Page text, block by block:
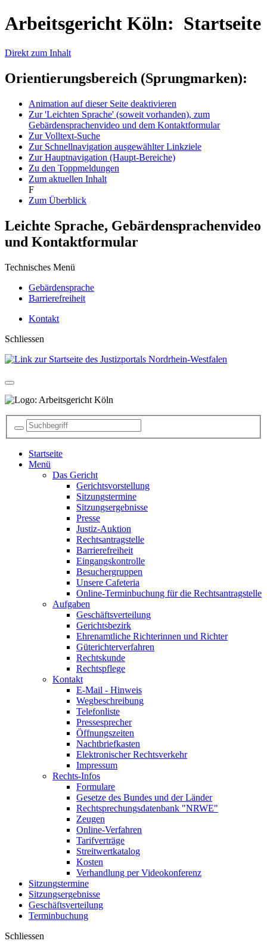
Arbeitsgericht Köln: Startseite
Direkt zum Inhalt
Orientierungsbereich (Sprungmarken):
Animation auf dieser Seite deaktivieren
Zur 'Leichten Sprache' (soweit vorhanden), zum
Gebärdensprachenvideo und dem Kontaktformular
Zur Volltext-Suche
Zur Schnellnavigation ausgewählter Linkziele
Zur Hauptnavigation (Haupt-Bereiche)
Zu den Toppmeldungen
Zum aktuellen Inhalt
F
Zum Überblick
Leichte Sprache, Gebärdensprachenvideo
und Kontaktformular
Technisches Menü
Gebärdensprache
Barrierefreiheit
Kontakt
Schliessen
Startseite
Menü
Das Gericht
Gerichtsvorstellung
Sitzungstermine
Sitzungsergebnisse
Presse
Justiz-Auktion
Rechtsantragstelle
Barrierefreiheit
Eingangskontrolle
Besuchergruppen
Unsere Cafeteria
Online-Terminbuchung für die Rechtsantragstelle
Aufgaben
Geschäftsverteilung
Gerichtsbezirk
Ehrenamtliche Richterinnen und Richter
Güterichterverfahren
Rechtskunde
Rechtspflege
Kontakt
E-Mail - Hinweis
Wegbeschreibung
Telefonliste
Pressesprecher
Öffnungszeiten
Nachtbriefkasten
Elektronischer Rechtsverkehr
Impressum
Rechts-Infos
Formulare
Gesetze des Bundes und der Länder
Rechtsprechungsdatenbank "NRWE"
Zeugen
Online-Verfahren
Tarifverträge
Streitwertkatalog
Kosten
Verhandlung per Videokonferenz
Sitzungstermine
Sitzungsergebnisse
Geschäftsverteilung
Terminbuchung
Schliessen